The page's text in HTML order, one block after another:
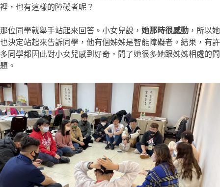
裡，也有這樣的障礙者呢？
那位同學就舉手站起來回答。小女兒說， 她那時很感動 ，所以她
也決定站起來告訴同學，他有個姊姊是智能障礙者。結果，有許
多同學都因此對小女兒感到好奇，問了她很多她跟姊姊相處的問
題。